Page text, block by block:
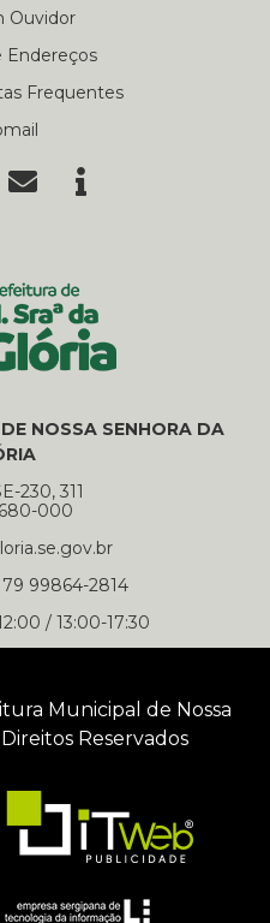
Ouvidor
Endereços
Frequentes
NOSSA SENHORA DA
230, 311
000
79 99864-2814
/ 13:00-17:30
Municipal de Nossa
Reservados